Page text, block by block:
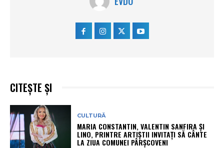
CITEȘTE ȘI
CULTURĂ
MARIA CONSTANTIN, VALENTIN SANFIRA ȘI
LINO, PRINTRE ARTIȘTII INVITAȚI SĂ CÂNTE
LA ZIUA COMUNEI PÂRȘCOVENI